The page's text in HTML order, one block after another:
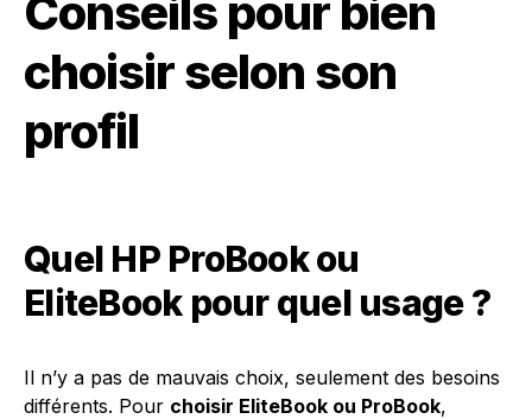
Conseils pour bien
choisir selon son
profil
Quel HP ProBook ou
EliteBook pour quel usage ?
Il n’y a pas de mauvais choix, seulement des besoins
différents. Pour choisir EliteBook ou ProBook,